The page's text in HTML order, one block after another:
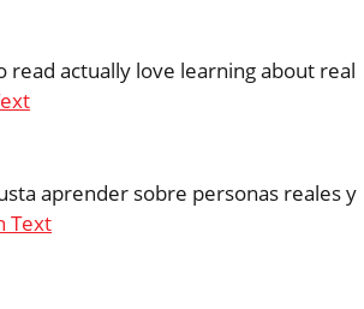
actually love learning about real
aprender sobre personas reales y
Text